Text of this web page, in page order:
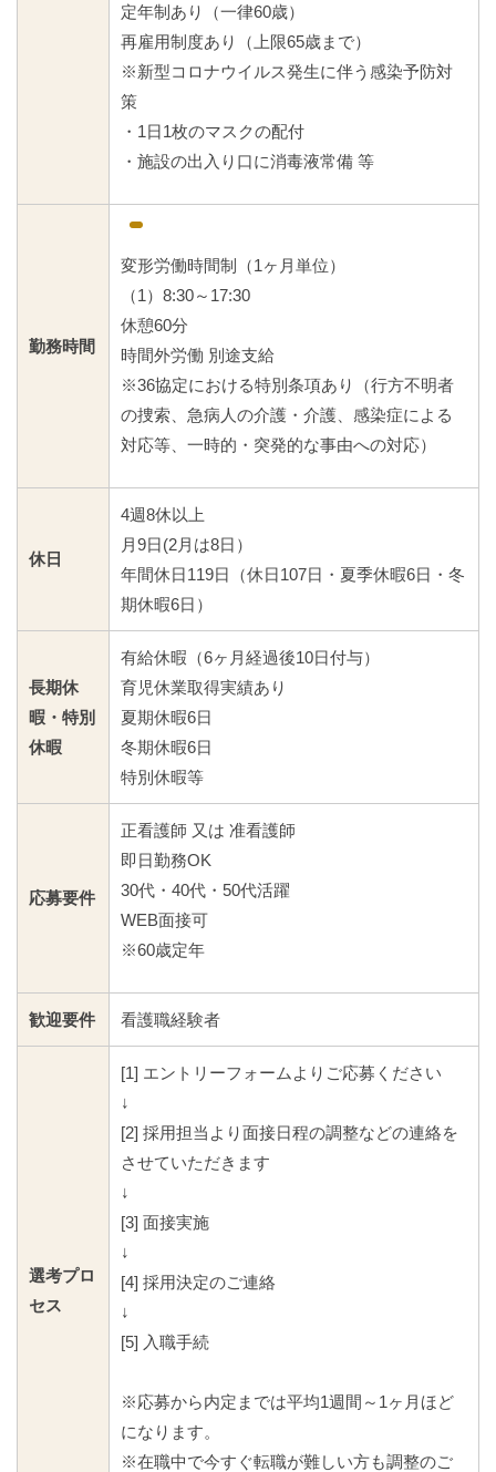
定年制あり（一律60歳）
再雇用制度あり（上限65歳まで）
※新型コロナウイルス発生に伴う感染予防対
策
・1日1枚のマスクの配付
・施設の出入り口に消毒液常備 等
勤務時間
変形労働時間制（1ヶ月単位）
（1）8:30～17:30
休憩60分
時間外労働 別途支給
※36協定における特別条項あり（行方不明者
の捜索、急病人の介護・介護、感染症による
対応等、一時的・突発的な事由への対応）
休日
4週8休以上
月9日(2月は8日）
年間休日119日（休日107日・夏季休暇6日・冬
期休暇6日）
長期休
暇・特別
休暇
有給休暇（6ヶ月経過後10日付与）
育児休業取得実績あり
夏期休暇6日
冬期休暇6日
特別休暇等
応募要件
正看護師 又は 准看護師
即日勤務OK
30代・40代・50代活躍
WEB面接可
※60歳定年
歓迎要件 看護職経験者
選考プロ
セス
[1] エントリーフォームよりご応募ください
↓
[2] 採用担当より面接日程の調整などの連絡を
させていただきます
↓
[3] 面接実施
↓
[4] 採用決定のご連絡
↓
[5] 入職手続
※応募から内定までは平均1週間～1ヶ月ほど
になります。
※在職中で今すぐ転職が難しい方も調整のご